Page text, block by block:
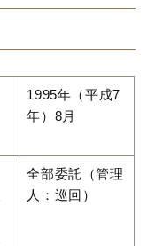
1995年（平成7
年）8月
全部委託（管理
人：巡回）